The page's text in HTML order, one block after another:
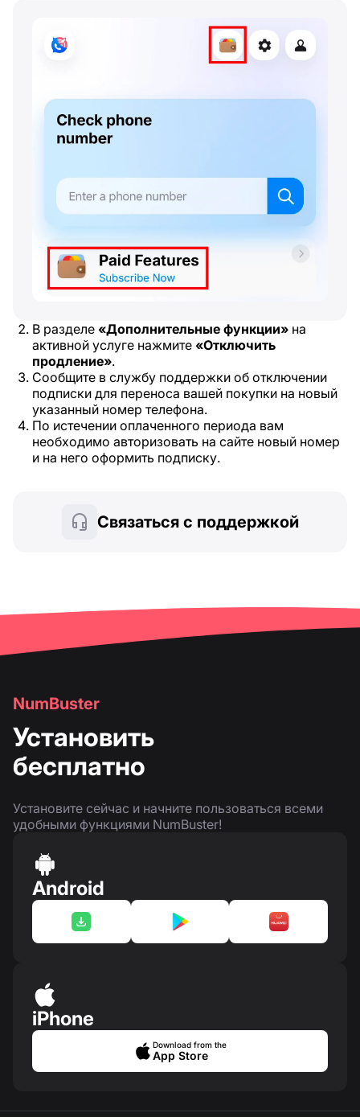
В разделе «Дополнительные функции» на
активной услуге нажмите «Отключить
продление».
Сообщите в службу поддержки об отключении
подписки для переноса вашей покупки на новый
указанный номер телефона.
По истечении оплаченного периода вам
необходимо авторизовать на сайте новый номер
и на него оформить подписку.
Связаться с поддержкой
NumBuster
Установить
бесплатно
Установите сейчас и начните пользоваться всеми
удобными функциями NumBuster!
Android
iPhone
Download from the
App Store